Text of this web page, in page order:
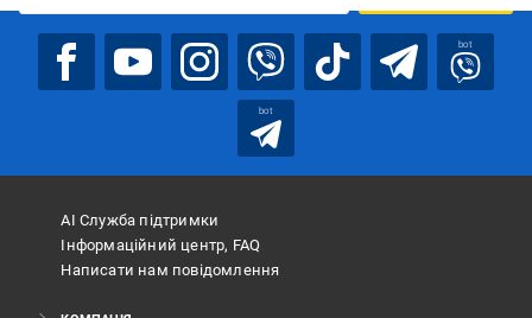
bot
bot
АІ Служба підтримки
Інформаційний центр, FAQ
Написати нам повідомлення